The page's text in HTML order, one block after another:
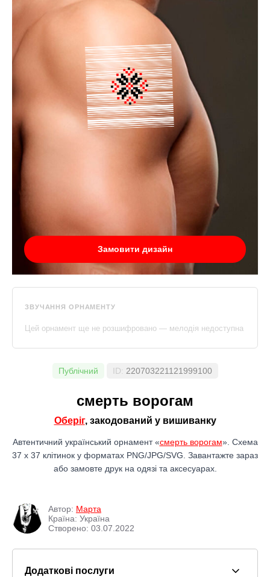
Замовити дизайн
ЗВУЧАННЯ ОРНАМЕНТУ
Цей орнамент ще не розшифровано — мелодія недоступна
Публічний ID: 220703221121999100
смерть ворогам
Оберіг, закодований у вишиванку
Автентичний український орнамент «смерть ворогам». Схема
37 x 37 клітинок у форматах PNG/JPG/SVG. Завантажте зараз
або замовте друк на одязі та аксесуарах.
Автор: Марта
Країна: Україна
Створено: 03.07.2022
Додаткові послуги